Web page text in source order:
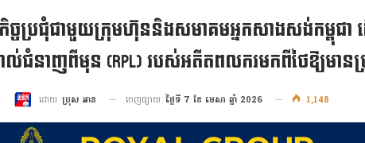
ចប្រជុំជាមួយក្រុមហ៊ុននិងសមាគមអ្នកសាងសង់កម្ពុជា ដើ
ល់ជំនាញពីមុន (RPL) របស់អតីតពលករមកពីថៃឱ្យមានប្
ដោយ ប្រុស អាន ចេញផ្សាយ ថ្ងៃទី 7 ខែ មេសា ឆ្នាំ 2026 1,148